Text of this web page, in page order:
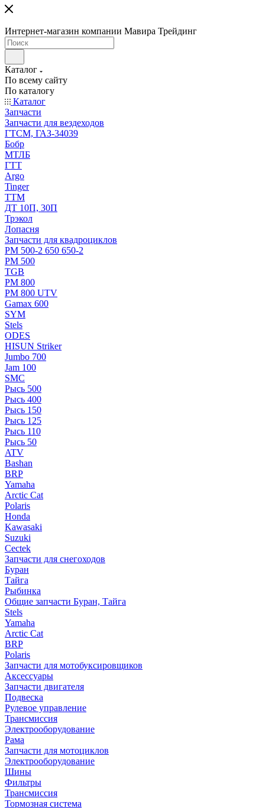
Интернет-магазин компании Мавира Трейдинг
Каталог
По всему сайту
По каталогу
Каталог
Запчасти
Запчасти для вездеходов
ГТСМ, ГАЗ-34039
Бобр
МТЛБ
ГТТ
Argo
Tinger
ТТМ
ДТ 10П, 30П
Трэкол
Лопасня
Запчасти для квадроциклов
РМ 500-2 650 650-2
РМ 500
TGB
РМ 800
РМ 800 UTV
Gamax 600
SYM
Stels
ОDЕS
HISUN Striker
Jumbo 700
Jam 100
SMC
Рысь 500
Рысь 400
Рысь 150
Рысь 125
Рысь 110
Рысь 50
ATV
Bashan
BRP
Yamaha
Arctic Cat
Polaris
Honda
Kawasaki
Suzuki
Cectek
Запчасти для снегоходов
Буран
Тайга
Рыбинка
Общие запчасти Буран, Тайга
Stels
Yamaha
Arctic Cat
BRP
Polaris
Запчасти для мотобуксировщиков
Аксессуары
Запчасти двигателя
Подвеска
Рулевое управление
Трансмиссия
Электрооборудование
Рама
Запчасти для мотоциклов
Электрооборудование
Шины
Фильтры
Трансмиссия
Тормозная система